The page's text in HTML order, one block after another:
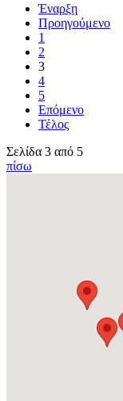
Έναρξη
Προηγούμενο
1
2
3
4
5
Επόμενο
Τέλος
Σελίδα 3 από 5
πίσω